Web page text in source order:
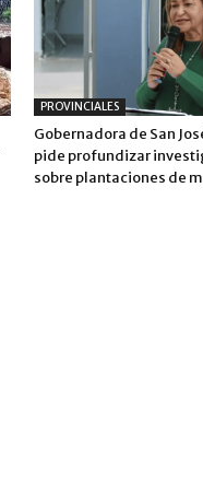
PROVINCIALES
Gobernadora de San
pide profundizar
sobre plantaciones de